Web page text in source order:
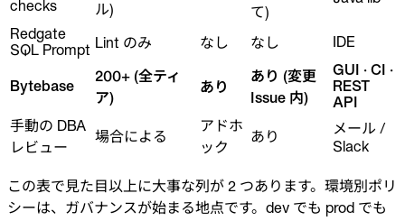
checks
ル)
て)
Redgate
SQL Prompt Lint のみ なし なし IDE
Bytebase
200+ (全ティ
ア)
あり
あり (変更
Issue 内)
GUI · CI ·
REST
API
手動の DBA
レビュー
場合による
アドホ
ック
あり
メール /
Slack
この表で見た目以上に大事な列が 2 つあります。環境別ポリ
シーは、ガバナンスが始まる地点です。dev でも prod でも